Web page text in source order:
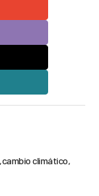
cambio climático